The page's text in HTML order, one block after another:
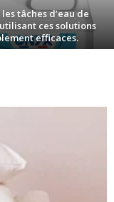
tâches d’eau de
ces solutions
efficaces.